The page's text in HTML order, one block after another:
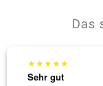
Das
★★★★★
Sehr gut